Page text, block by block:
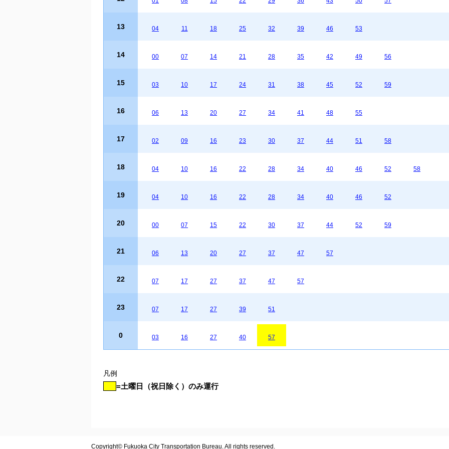
13 04 11 18 25 32 39 46 53
14 00 07 14 21 28 35 42 49 56
15 03 10 17 24 31 38 45 52 59
16 06 13 20 27 34 41 48 55
17 02 09 16 23 30 37 44 51 58
18 04 10 16 22 28 34 40 46 52 58
19 04 10 16 22 28 34 40 46 52
20 00 07 15 22 30 37 44 52 59
21 06 13 20 27 37 47 57
22 07 17 27 37 47 57
23 07 17 27 39 51
0 03 16 27 40 57
凡例
=土曜日（祝日除く）のみ運行
Copyright© Fukuoka City Transportation Bureau. All rights reserved.